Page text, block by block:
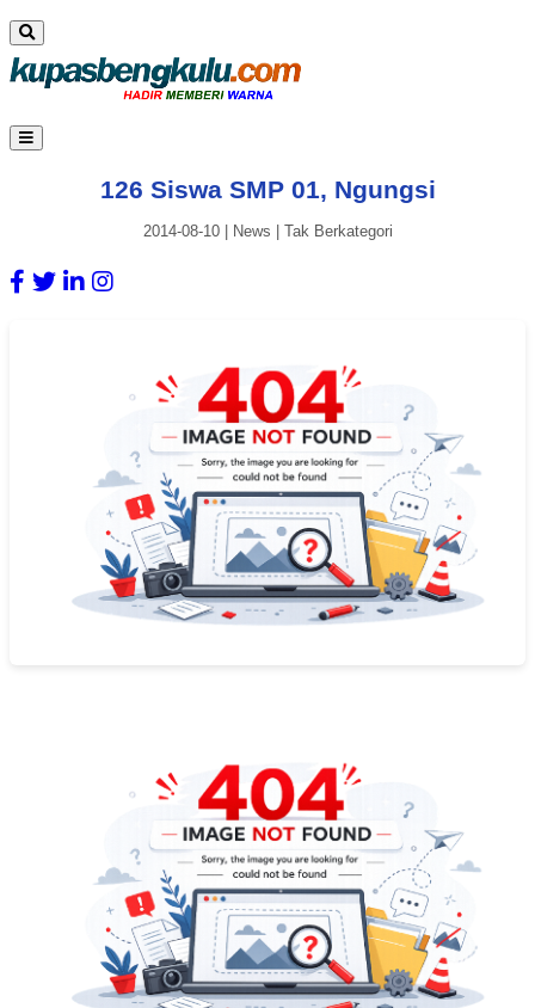
126 Siswa SMP 01, Ngungsi
2014-08-10| News Tak Berkategori